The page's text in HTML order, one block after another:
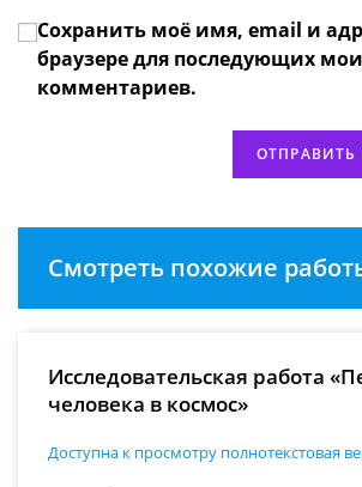
веб-
сайта
(необязательно)
Сохранить моё имя, email и
браузере для последующих
комментариев.
Смотреть похожие
Исследовательская работа
человека в космос»
Доступна к просмотру полнотекстовая